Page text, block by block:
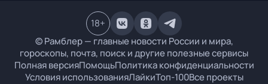
© Рамблер — главные новости России и мира,
гороскопы, почта, поиск и другие полезные сервисы
Полная версияПомощьПолитика конфиденциальности
Условия использованияЛайкиТоп-100Все проекты
18+